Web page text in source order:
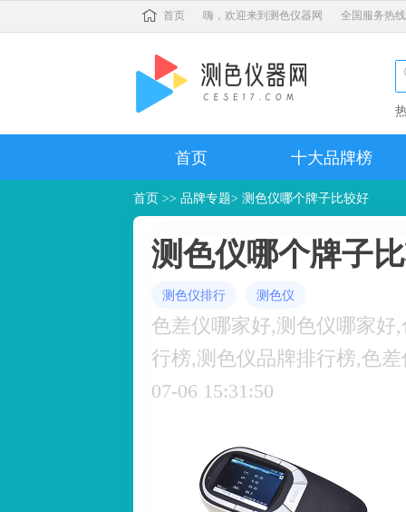
首页 嗨，欢迎来到测色仪器网 全国服务热
首页 十大品牌榜
首页 >> 品牌专题> 测色仪哪个牌子比较好
测色仪哪个牌子
测色仪排行 测色仪
色差仪哪家好,测色仪哪家好
行榜,测色仪品牌排行榜,色差
07-06 15:31:50